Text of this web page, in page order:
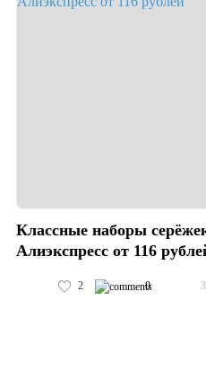
Классные наборы
Алиэкспресс от 116
2 0